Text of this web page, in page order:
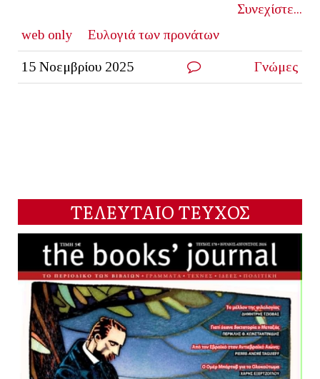
Συνεχίστε...
web only
Ευλογιά των προνάτων
15 Νοεμβρίου 2025 Γνώμες
ΤΕΛΕΥΤΑΙΟ ΤΕΥΧΟΣ